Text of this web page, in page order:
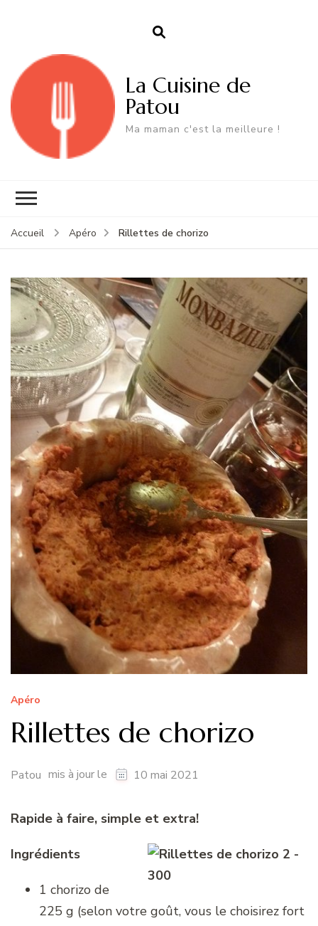
La Cuisine de
Patou
Ma maman c'est la meilleure !
Accueil Apéro Rillettes de chorizo
Apéro
Rillettes de chorizo
Patou mis à jour le 10 mai 2021
Rapide à faire, simple et extra!
Ingrédients
1 chorizo de
225 g (selon votre goût, vous le choisirez fort